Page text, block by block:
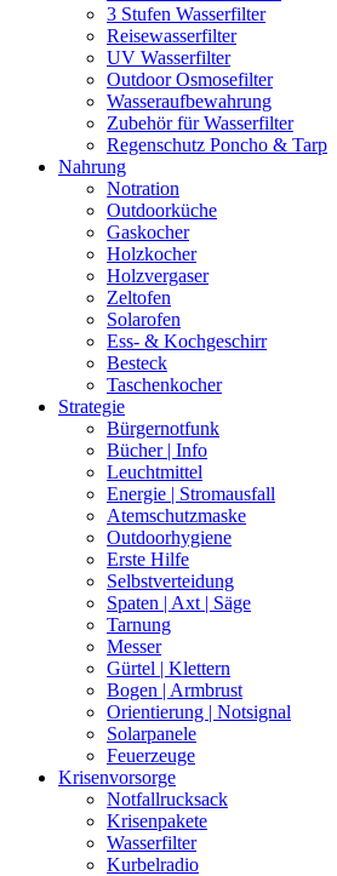
3 Stufen Wasserfilter
Reisewasserfilter
UV Wasserfilter
Outdoor Osmosefilter
Wasseraufbewahrung
Zubehör für Wasserfilter
Regenschutz Poncho & Tarp
Nahrung
Notration
Outdoorküche
Gaskocher
Holzkocher
Holzvergaser
Zeltofen
Solarofen
Ess- & Kochgeschirr
Besteck
Taschenkocher
Strategie
Bürgernotfunk
Bücher | Info
Leuchtmittel
Energie | Stromausfall
Atemschutzmaske
Outdoorhygiene
Erste Hilfe
Selbstverteidung
Spaten | Axt | Säge
Tarnung
Messer
Gürtel | Klettern
Bogen | Armbrust
Orientierung | Notsignal
Solarpanele
Feuerzeuge
Krisenvorsorge
Notfallrucksack
Krisenpakete
Wasserfilter
Kurbelradio